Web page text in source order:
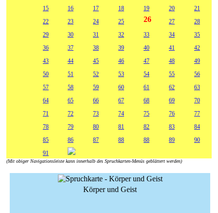
15
16 17 18 19 20
21
22
23 24 25 26 27
28
29
30 31 32 33 34
35
36
37 38 39 40 41
42
43
44 45 46 47 48
49
50
51 52 53 54 55
56
57
58 59 60 61 62
63
64
65 66 67 68 69
70
71
72 73 74 75 76
77
78
79 80 81 82 83
84
85
86 87 88 88 89
90
91
(Mit obiger Navigationsleiste kann innerhalb des Spruchkarten-Menüs geblättert werden)
Körper und Geist